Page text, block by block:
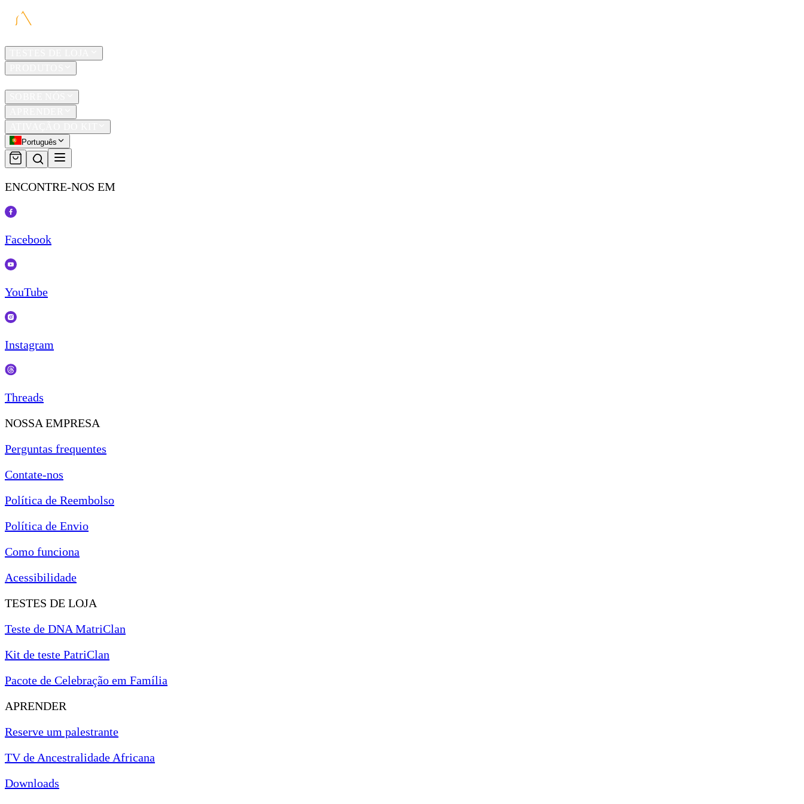
Português
ENCONTRE-NOS EM
Facebook
YouTube
Instagram
Threads
NOSSA EMPRESA
Perguntas frequentes
Contate-nos
Política de Reembolso
Política de Envio
Como funciona
Acessibilidade
TESTES DE LOJA
Teste de DNA MatriClan
Kit de teste PatriClan
Pacote de Celebração em Família
APRENDER
Reserve um palestrante
TV de Ancestralidade Africana
Downloads